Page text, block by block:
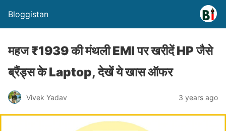
Bloggistan
महज ₹1939 की मंथली EMI पर खरीदें HP जैसे
ब्रैंड्स के Laptop, देखें ये खास ऑफर
Vivek Yadav 3 years ago